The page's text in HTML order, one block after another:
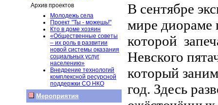
Архив проектов
Молодежь села
Проект "Ты - можешь!"
Кто в доме хозяин
«Общественные советы
– их роль в развитии
новой системы оказания
социальных услуг
населению»
Внедрение технологий
комплексной ресурсной
поддержки СО НКО
Мероприятия
В сентябре
мире диораме
которой
Невского
который
год. Здесь